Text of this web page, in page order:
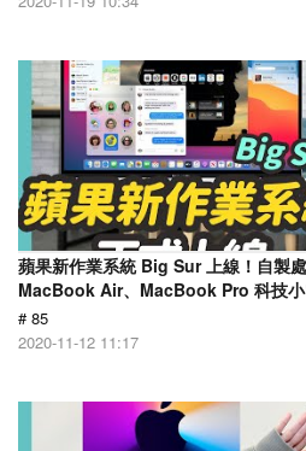
蘋果新作業系統 Big Sur 上線！自製
MacBook Air、MacBook Pro 科技
# 85
2020-11-12 11:17